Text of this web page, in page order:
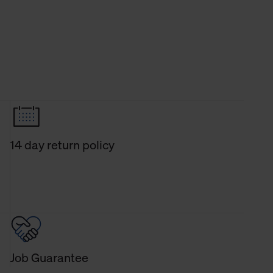
14 day return policy
Job Guarantee